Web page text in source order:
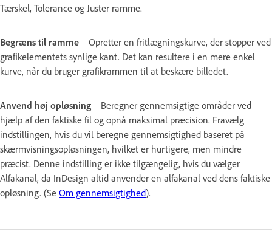
Tærskel, Tolerance og Juster ramme.
Begræns til ramme
Opretter en fritlægningskurve, der stopper ved
grafikelementets synlige kant. Det kan resultere i en mere enkel
kurve, når du bruger grafikrammen til at beskære billedet.
Anvend høj opløsning
Beregner gennemsigtige områder ved
hjælp af den faktiske fil og opnå maksimal præcision. Fravælg
indstillingen, hvis du vil beregne gennemsigtighed baseret på
skærmvisningsopløsningen, hvilket er hurtigere, men mindre
præcist. Denne indstilling er ikke tilgængelig, hvis du vælger
Alfakanal, da InDesign altid anvender en alfakanal ved dens faktiske
opløsning. (Se Om gennemsigtighed).